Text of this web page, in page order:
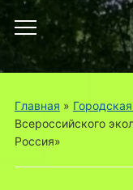
Переключить
мобильное
меню
Главная »
Всероссийского
Россия»